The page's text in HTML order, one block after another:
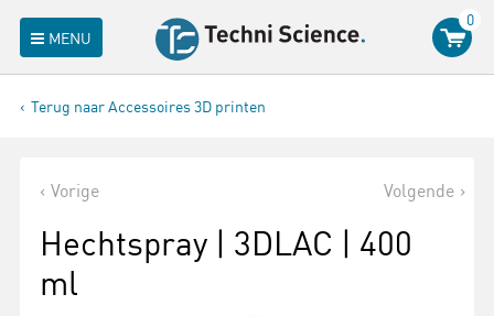
MENU
0
Terug naar Accessoires 3D printen
Vorige Volgende
Hechtspray | 3DLAC | 400
ml